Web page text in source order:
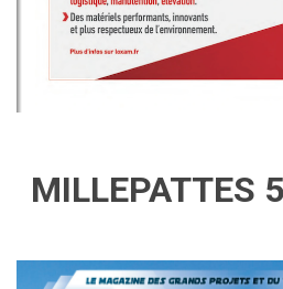
MILLEPATTES